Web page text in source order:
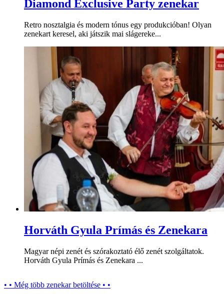
Diamond Exclusive Party zenekar
Retro nosztalgia és modern tónus egy produkcióban! Olyan
zenekart keresel, aki játszik mai slágereke...
Horváth Gyula Prímás és Zenekara
Magyar népi zenét és szórakoztató élő zenét szolgáltatok.
Horváth Gyula Prímás és Zenekara ...
• • Még több zenekar betöltése • •